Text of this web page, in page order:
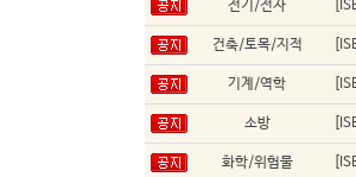
전기/전자
건축/토목/지적
기계/역학
소방
화학/위험물